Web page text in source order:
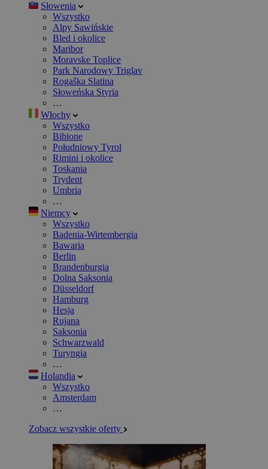
Słowenia
Wszystko
Alpy Sawińskie
Bled i okolice
Maribor
Moravske Toplice
Park Narodowy Triglav
Rogaška Slatina
Słoweńska Styria
…
Włochy
Wszystko
Bibione
Południowy Tyrol
Rimini i okolice
Toskania
Trydent
Umbria
…
Niemcy
Wszystko
Badenia-Wirtembergia
Bawaria
Berlin
Brandenburgia
Dolna Saksonia
Düsseldorf
Hamburg
Hesja
Rujana
Saksonia
Schwarzwald
Turyngia
…
Holandia
Wszystko
Amsterdam
…
Zobacz wszystkie oferty